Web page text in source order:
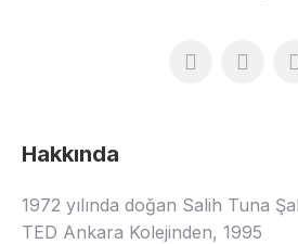
Hakkında
1972 yılında doğan Salih Tuna
TED Ankara Kolejinden, 1995